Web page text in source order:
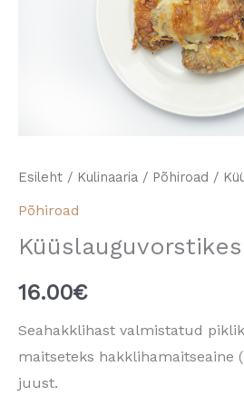
Esileht / Kulinaaria / Põhiroad /
Põhiroad
16.00€
Seahakklihast valmistatud
maitseteks hakklihamaitseaine
juust.